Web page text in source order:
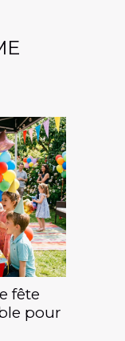
fête
pour